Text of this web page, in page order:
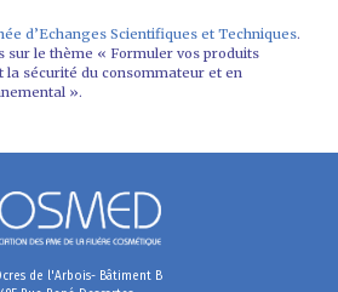
d’Echanges Scientifiques et Techniques.
sur le thème « Formuler vos produits
sécurité du consommateur et en
».
de l'Arbois- Bâtiment B